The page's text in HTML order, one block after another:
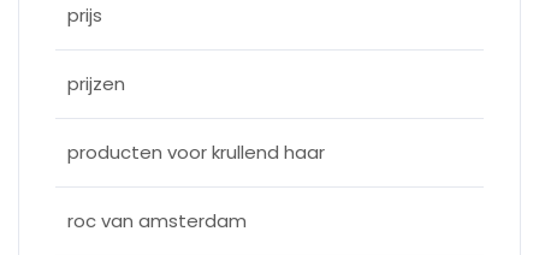
prijs
prijzen
producten voor krullend haar
roc van amsterdam